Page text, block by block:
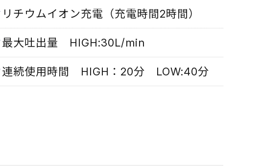
リチウムイオン充電（充電時間2時間）
最大吐出量 HIGH:30L/min
連続使用時間 HIGH：20分 LOW:40分